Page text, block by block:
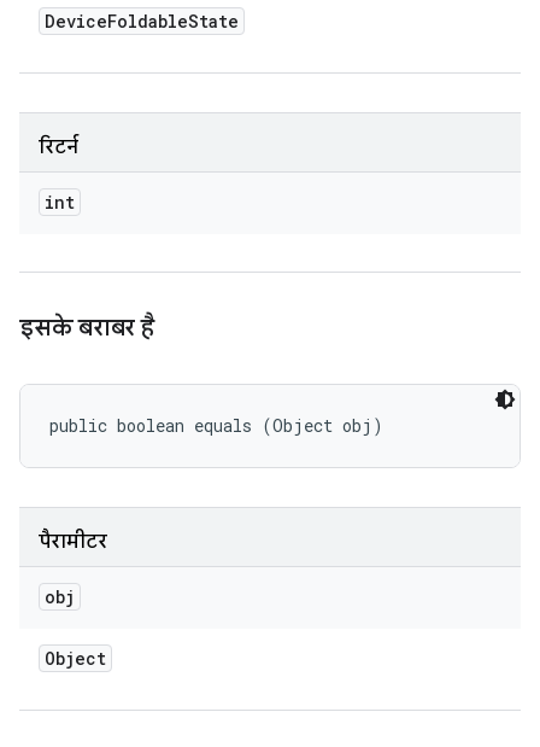
DeviceFoldableState
रिटर्न
int
इसके बराबर है
public boolean equals (Object obj)
पैरामीटर
obj
Object